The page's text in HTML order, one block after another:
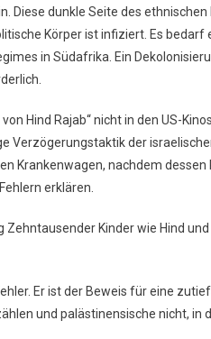
Diese dunkle Seite des
Körper ist infiziert. Es
in Südafrika. Ein
Hind Rajab“ nicht in den US-
Verzögerungstaktik der
Krankenwagen, nachdem
erklären.
Zehntausender Kinder wie Hind
Er ist der Beweis für eine
und palästinensische nicht,